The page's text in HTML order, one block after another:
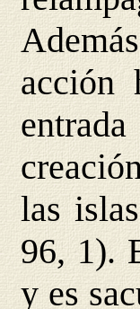
acción
las
96, 1).
y es